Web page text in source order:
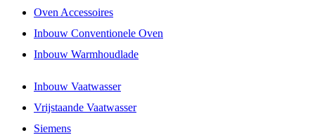
Oven Accessoires
Inbouw Conventionele Oven
Inbouw Warmhoudlade
Inbouw Vaatwasser
Vrijstaande Vaatwasser
Siemens